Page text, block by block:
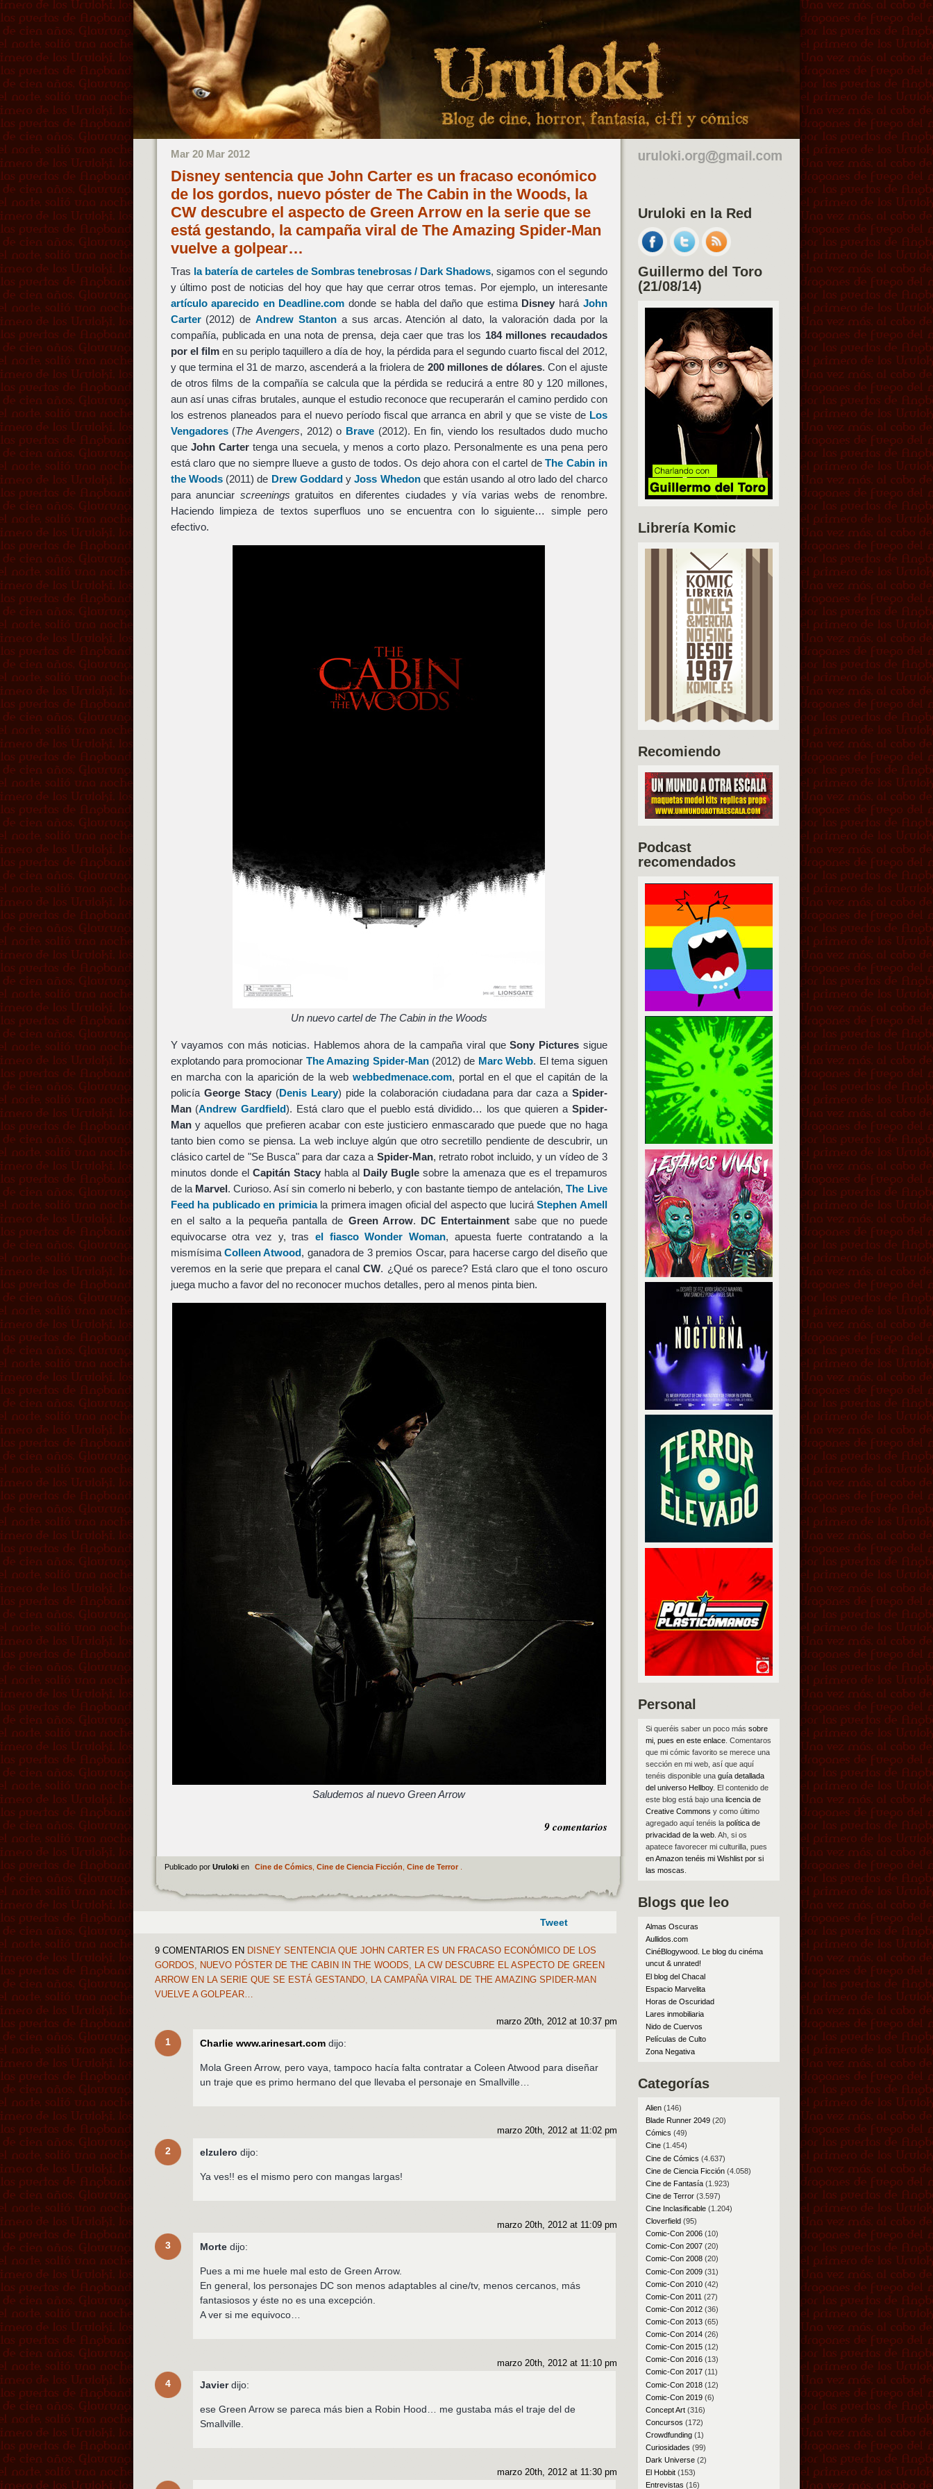
Mar 20 Mar 2012
Disney sentencia que John Carter es un fracaso económico
de los gordos, nuevo póster de The Cabin in the Woods, la
CW descubre el aspecto de Green Arrow en la serie que se
está gestando, la campaña viral de The Amazing Spider-Man
vuelve a golpear…
Tras la batería de carteles de Sombras tenebrosas / Dark Shadows, sigamos con el segundo
y último post de noticias del hoy que hay que cerrar otros temas. Por ejemplo, un interesante
artículo aparecido en Deadline.com donde se habla del daño que estima Disney hará John
Carter(2012) deAndrew Stanton a sus arcas. Atención al dato, la valoración dada por la
compañía, publicada en una nota de prensa, deja caer que tras los 184 millones recaudados
por el filmen su periplo taquillero a día de hoy, la pérdida para el segundo cuarto fiscal del 2012,
y que termina el 31 de marzo, ascenderá a la friolera de 200 millones de dólares. Con el ajuste
de otros films de la compañía se calcula que la pérdida se reducirá a entre 80 y 120 millones,
aun así unas cifras brutales, aunque el estudio reconoce que recuperarán el camino perdido con
los estrenos planeados para el nuevo período fiscal que arranca en abril y que se viste de Los
Vengadores(The Avengers, 2012) o Brave (2012). En fin, viendo los resultados dudo mucho
que John Cartertenga una secuela, y menos a corto plazo. Personalmente es una pena pero
está claro que no siempre llueve a gusto de todos. Os dejo ahora con el cartel deThe Cabin in
the Woods(2011) de Drew GoddardyJoss Whedonque están usando al otro lado del charco
para anunciar screenings gratuitos en diferentes ciudades y vía varias webs de renombre.
Haciendo limpieza de textos superfluos uno se encuentra con lo siguiente… simple pero
efectivo.
Un nuevo cartel de The Cabin in the Woods
Y vayamos con más noticias. Hablemos ahora de la campaña viral queSony Picturessigue
explotando para promocionar The Amazing Spider-Man(2012) de Marc Webb. El tema siguen
en marcha con la aparición de la web webbedmenace.com, portal en el que el capitán de la
policía George Stacy(Denis Leary) pide la colaboración ciudadana para dar caza a Spider-
Man(Andrew Gardfield). Está claro que el pueblo está dividido… los que quieren a Spider-
Many aquellos que prefieren acabar con este justiciero enmascarado que puede que no haga
tanto bien como se piensa. La web incluye algún que otro secretillo pendiente de descubrir, un
clásico cartel de "Se Busca" para dar caza a Spider-Man, retrato robot incluido, y un vídeo de 3
minutos donde el Capitán Stacyhabla al Daily Bugle sobre la amenaza que es el trepamuros
de la Marvel. Curioso. Así sin comerlo ni beberlo, y con bastante tiempo de antelación,The Live
Feed ha publicado en primiciala primera imagen oficial del aspecto que luciráStephen Amell
en el salto a la pequeña pantalla de Green Arrow. DC Entertainment sabe que no puede
equivocarse otra vez y, tras el fiasco Wonder Woman, apuesta fuerte contratando a la
mismísima Colleen Atwood, ganadora de 3 premios Oscar, para hacerse cargo del diseño que
veremos en la serie que prepara el canalCW. ¿Qué os parece? Está claro que el tono oscuro
juega mucho a favor del no reconocer muchos detalles, pero al menos pinta bien.
Saludemos al nuevo Green Arrow
9 comentarios
Publicado por Uruloki en Cine de Cómics, Cine de Ciencia Ficción Cine de Terror.
Tweet
9 COMENTARIOS EN DISNEY SENTENCIA QUE JOHN CARTER ES UN FRACASO ECONÓMICO DE LOS
GORDOS, NUEVO PÓSTER DE THE CABIN IN THE WOODS, LA CW DESCUBRE EL ASPECTO DE GREEN
ARROW EN LA SERIE QUE SE ESTÁ GESTANDO, LA CAMPAÑA VIRAL DE THE AMAZING SPIDER-MAN
VUELVE A GOLPEAR…
1
marzo 20th, 2012 at 10:37 pm
Charlie www.arinesart.com dijo:
Mola Green Arrow, pero vaya, tampoco hacía falta contratar a Coleen Atwood para diseñar
un traje que es primo hermano del que llevaba el personaje en Smallville…
2
marzo 20th, 2012 at 11:02 pm
elzulero dijo:
Ya ves!! es el mismo pero con mangas largas!
3
marzo 20th, 2012 at 11:09 pm
Morte dijo:
Pues a mi me huele mal esto de Green Arrow.
En general, los personajes DC son menos adaptables al cine/tv, menos cercanos, más
fantasiosos y éste no es una excepción.
A ver si me equivoco…
4
marzo 20th, 2012 at 11:10 pm
Javierdijo:
ese Green Arrow se pareca más bien a Robin Hood… me gustaba más el traje del de
Smallville.
marzo 20th, 2012 at 11:30 pm
Uruloki en la Red
Guillermo del Toro
(21/08/14)
Librería Komic
Recomiendo
Podcast
recomendados
Personal
Si queréis saber un poco más sobre
mi, pues en este enlace. Comentaros
que mi cómic favorito se merece una
sección en mi web, así que aquí
tenéis disponible una guía detallada
del universo Hellboy. El contenido de
este blog está bajo una licencia de
Creative Commons y como último
agregado aquí tenéis la política de
privacidad de la web. Ah, si os
apatece favorecer mi culturilla, pues
en Amazon tenéis mi Wishlist por si
las moscas
Blogs que leo
Almas Oscuras
Aullidos.com
CinéBlogywood. Le blog du cinéma
uncut & unrated!
El blog del Chacal
Espacio Marvelita
Horas de Oscuridad
Lares inmobiliaria
Nido de Cuervos
Películas de Culto
Zona Negativa
Categorías
Alien(146)
Blade Runner 2049(20)
Cómics (49)
Cine(1.454)
Cine de Cómics (4.637)
Cine de Ciencia Ficción(4.058)
Cine de Fantasía(1.923)
Cine de Terror(3.597)
Cine Inclasificable(1.204)
Cloverfield(95)
Comic-Con 2006(10)
Comic-Con 2007(20)
Comic-Con 2008(20)
Comic-Con 2009(31)
Comic-Con 2010(42)
Comic-Con 2011 (27)
Comic-Con 2012(36)
Comic-Con 2013(65)
Comic-Con 2014(26)
Comic-Con 2015(12)
Comic-Con 2016(13)
Comic-Con 2017(11)
Comic-Con 2018(12)
Comic-Con 2019(6)
Concept Art(316)
Concursos (172)
Crowdfunding(1)
Curiosidades (99)
Dark Universe(2)
El Hobbit(153)
Entrevistas (16)